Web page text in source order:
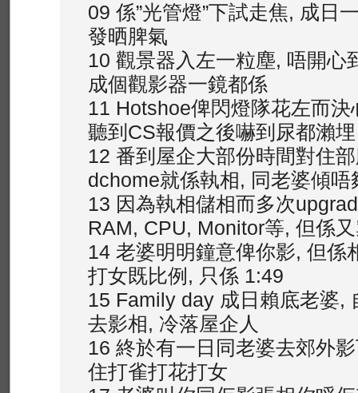
09 係”光管燈”下試走焦, 成日
發晒脾氣
10 觀景器入左一粒塵, 唔開心
成個觀影器一鏡都係
11 Hotshoe俾閃燈隊花左而
聽到CS報價之後嚇到尿都瀨埋
12 番到屋企大部份時間對住
dchome就係執相, 同老婆傾唔
13 因為執相儲相而多次
RAM, CPU, Monitor等, 但係
14 老婆明明鐘意俾你影, 但係
打女既比例, 只係 1:49
15 Family day 成日賴底老婆,
去影相, 冷落屋企人
16 終於有一日同老婆去郊外
住打雀打花打女